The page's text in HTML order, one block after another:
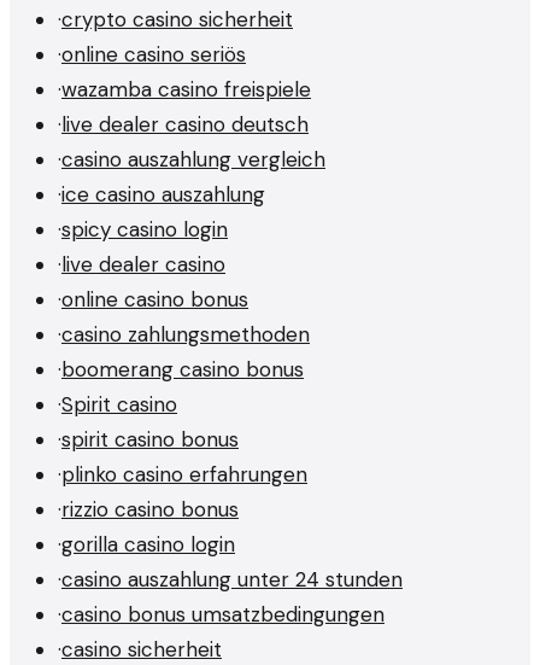
·crypto casino sicherheit
·online casino seriös
·wazamba casino freispiele
·live dealer casino deutsch
·casino auszahlung vergleich
·ice casino auszahlung
·spicy casino login
·live dealer casino
·online casino bonus
·casino zahlungsmethoden
·boomerang casino bonus
·Spirit casino
·spirit casino bonus
·plinko casino erfahrungen
·rizzio casino bonus
·gorilla casino login
·casino auszahlung unter 24 stunden
·casino bonus umsatzbedingungen
·casino sicherheit